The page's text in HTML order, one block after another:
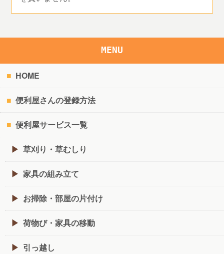
MENU
HOME
便利屋さんの登録方法
便利屋サービス一覧
草刈り・草むしり
家具の組み立て
お掃除・部屋の片付け
荷物び・家具の移動
引っ越し